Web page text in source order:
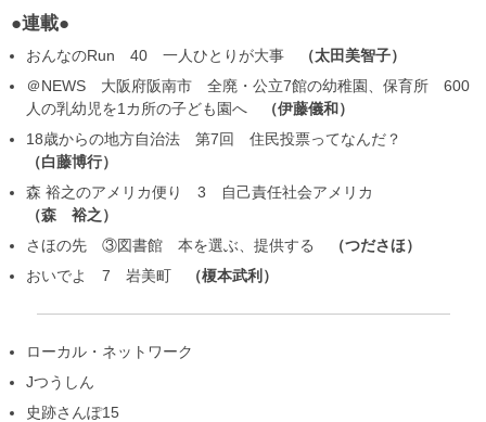
●連載●
おんなのRun 40 一人ひとりが大事
太田美智子
＠NEWS 大阪府阪南市 全廃・公立7館の幼稚園、保育所 600
人の乳幼児を1カ所の子ども園へ
伊藤儀和
18歳からの地方自治法 第7回 住民投票ってなんだ？
白藤博行
森 裕之のアメリカ便り 3 自己責任社会アメリカ
森 裕之
さほの先 ③図書館 本を選ぶ、提供する
つださほ
おいでよ 7 岩美町
榎本武利
ローカル・ネットワーク
Jつうしん
史跡さんぽ15